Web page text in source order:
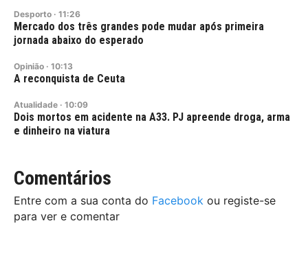
Desporto · 11:26
Mercado dos três grandes pode mudar após primeira
jornada abaixo do esperado
Opinião · 10:13
A reconquista de Ceuta
Atualidade · 10:09
Dois mortos em acidente na A33. PJ apreende droga, arma
e dinheiro na viatura
Comentários
Entre com a sua conta do Facebook ou registe-se
para ver e comentar